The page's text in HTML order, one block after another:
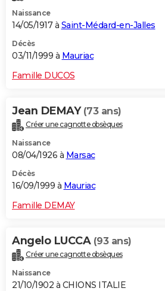
Naissance
14/05/1917 à Saint-Médard-en-Jalles
Décès
03/11/1999 à Mauriac
Famille DUCOS
Jean DEMAY (73 ans)
Créer une cagnotte obsèques
Naissance
08/04/1926 à Marsac
Décès
16/09/1999 à Mauriac
Famille DEMAY
Angelo LUCCA (93 ans)
Créer une cagnotte obsèques
Naissance
21/10/1902 à CHIONS ITALIE